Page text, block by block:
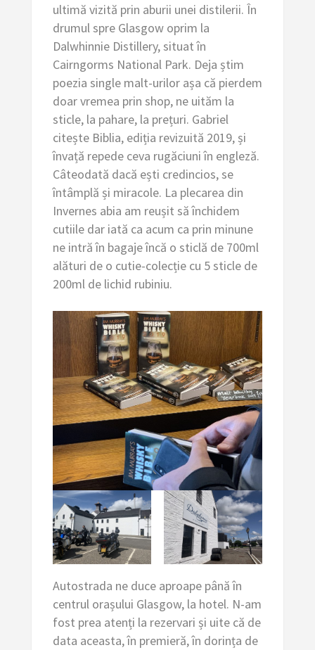
ultimă vizită prin aburii unei distilerii. În
drumul spre Glasgow oprim la
Dalwhinnie Distillery, situat în
Cairngorms National Park. Deja știm
poezia single malt-urilor așa că pierdem
doar vremea prin shop, ne uităm la
sticle, la pahare, la prețuri. Gabriel
citește Biblia, ediția revizuită 2019, și
învață repede ceva rugăciuni în engleză.
Câteodată dacă ești credincios, se
întâmplă și miracole. La plecarea din
Invernes abia am reușit să închidem
cutiile dar iată ca acum ca prin minune
ne intră în bagaje încă o sticlă de 700ml
alături de o cutie-colecție cu 5 sticle de
200ml de lichid rubiniu.
Autostrada ne duce aproape până în
centrul orașului Glasgow, la hotel. N-am
fost prea atenți la rezervari și uite că de
data aceasta, în premieră, în dorința de